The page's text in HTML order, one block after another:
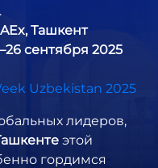
Ташкент
сентября 2025
Uzbekistan 2025
лидеров,
этой
гордимся